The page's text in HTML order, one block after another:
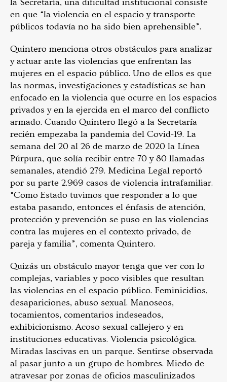
la Secretaría, una dificultad institucional consiste
en que “la violencia en el espacio y transporte
públicos todavía no ha sido bien aprehensible”.
Quintero menciona otros obstáculos para analizar
y actuar ante las violencias que enfrentan las
mujeres en el espacio público. Uno de ellos es que
las normas, investigaciones y estadísticas se han
enfocado en la violencia que ocurre en los espacios
privados y en la ejercida en el marco del conflicto
armado. Cuando Quintero llegó a la Secretaría
recién empezaba la pandemia del Covid-19. La
semana del 20 al 26 de marzo de 2020 la Línea
Púrpura, que solía recibir entre 70 y 80 llamadas
semanales, atendió 279. Medicina Legal reportó
por su parte 2.969 casos de violencia intrafamiliar.
“Como Estado tuvimos que responder a lo que
estaba pasando, entonces el énfasis de atención,
protección y prevención se puso en las violencias
contra las mujeres en el contexto privado, de
pareja y familia”, comenta Quintero.
Quizás un obstáculo mayor tenga que ver con lo
complejas, variables y poco visibles que resultan
las violencias en el espacio público. Feminicidios,
desapariciones, abuso sexual. Manoseos,
tocamientos, comentarios indeseados,
exhibicionismo. Acoso sexual callejero y en
instituciones educativas. Violencia psicológica.
Miradas lascivas en un parque. Sentirse observada
al pasar junto a un grupo de hombres. Miedo de
atravesar por zonas de oficios masculinizados